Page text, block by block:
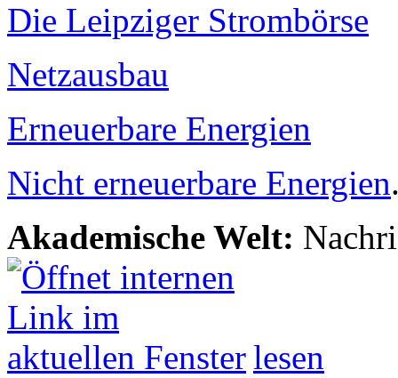
Die Leipziger Strombörse
Netzausbau
Erneuerbare Energien
Nicht erneuerbare Energien
Akademische Welt:
lesen